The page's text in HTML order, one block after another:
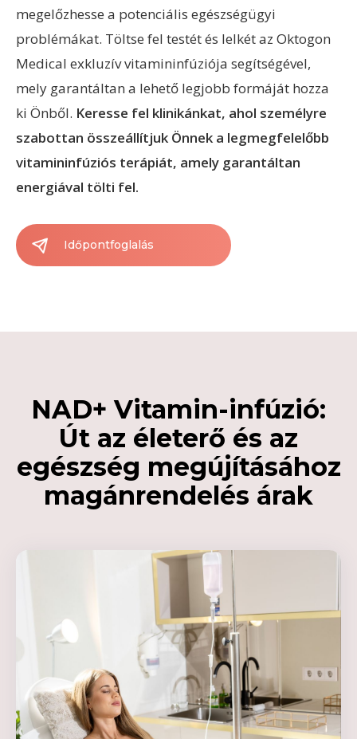
megelőzhesse a potenciális egészségügyi
problémákat. Töltse fel testét és lelkét az Oktogon
Medical exkluzív vitamininfúziója segítségével,
mely garantáltan a lehető legjobb formáját hozza
ki Önből. Keresse fel klinikánkat, ahol személyre
szabottan összeállítjuk Önnek a legmegfelelőbb
vitamininfúziós terápiát, amely garantáltan
energiával tölti fel.
Időpontfoglalás
NAD+ Vitamin-infúzió:
Út az életerő és az
egészség megújításához
magánrendelés árak